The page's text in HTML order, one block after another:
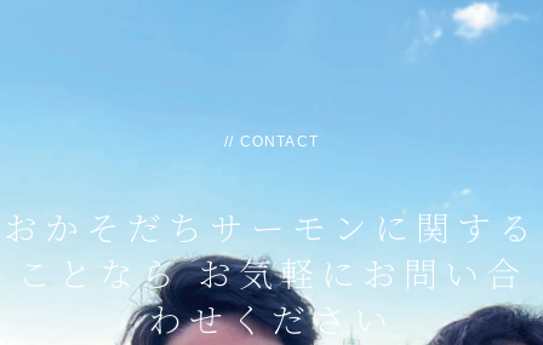
// CONTACT
おかそだちサーモンに関する
ことならお気軽にお問い合
わせください